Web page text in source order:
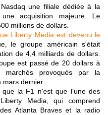
une filiale dédiée à la
acquisition majeure. Le
millions de dollars.
Liberty Media est devenu le
le groupe américain s'était
de 4,4 milliards de dollars.
est passé de 20 dollars à
marchés provoqués par la
dernier.
la F1 n'est que l'une des
Media, qui comprend
Atlanta Braves et la radio